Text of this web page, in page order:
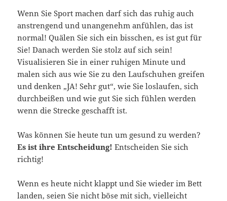
Wenn Sie Sport machen darf sich das ruhig auch
anstrengend und unangenehm anfühlen, das ist
normal! Quälen Sie sich ein bisschen, es ist gut für
Sie! Danach werden Sie stolz auf sich sein!
Visualisieren Sie in einer ruhigen Minute und
malen sich aus wie Sie zu den Laufschuhen greifen
und denken „JA! Sehr gut“, wie Sie loslaufen, sich
durchbeißen und wie gut Sie sich fühlen werden
wenn die Strecke geschafft ist.
Was können Sie heute tun um gesund zu werden?
Es ist ihre Entscheidung!Entscheiden Sie sich
richtig!
Wenn es heute nicht klappt und Sie wieder im Bett
landen, seien Sie nicht böse mit sich, vielleicht